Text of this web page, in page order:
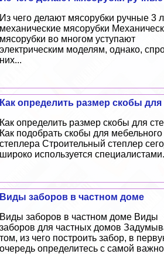
Из чего делают мясорубки ручные 3
механические мясорубки
мясорубки во многом уступают
электрическим моделям, однако,
них...
Как определить размер скобы для
Как определить размер скобы для
Как подобрать скобы для мебельного
степлера Строительный степлер
широко используется
Виды заборов в частном доме
Виды заборов в частном доме Виды
заборов для частных домов
том, из чего построить забор, в
очередь определитесь с самой